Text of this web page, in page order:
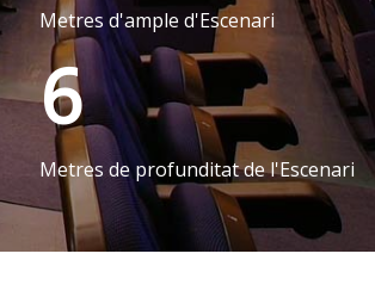
Metres d'ample d'Escenari
6
Metres de profunditat de l'Escenari